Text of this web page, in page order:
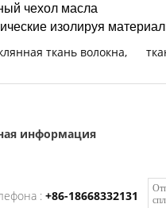
чехол масла
изолируя
ткань волокна,
информация
: +86-18668332131